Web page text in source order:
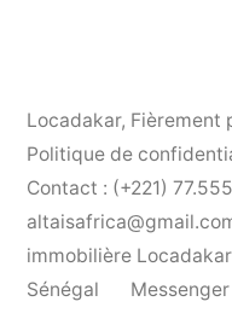
Locadakar, Fièrement
Politique de
Contact : (+221)
immobilière
Sénégal